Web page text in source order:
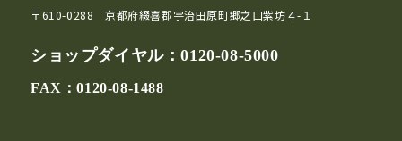
〒610-0288 京都府綴喜郡宇治田原町郷之口紫坊４-１
ショップダイヤル：0120-08-5000
FAX：0120-08-1488